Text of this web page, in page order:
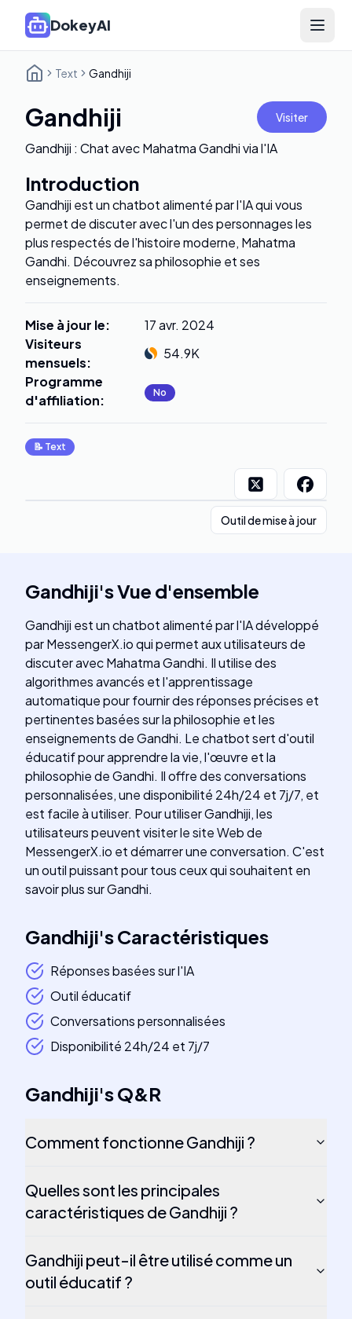
DokeyAI Open
Text Gandhiji
Gandhiji Visiter
Gandhiji : Chat avec Mahatma Gandhi via l'IA
Introduction
Gandhiji est un chatbot alimenté par l'IA qui vous
permet de discuter avec l'un des personnages les
plus respectés de l'histoire moderne, Mahatma
Gandhi. Découvrez sa philosophie et ses
enseignements.
Mise à jour le:
17 avr. 2024
Visiteurs
mensuels:
54.9K
Programme
d'affiliation: No
📝 Text
Outil de mise à jour
Gandhiji'sVue d'ensemble
Gandhiji est un chatbot alimenté par l'IA développé
par MessengerX.io qui permet aux utilisateurs de
discuter avec Mahatma Gandhi. Il utilise des
algorithmes avancés et l'apprentissage
automatique pour fournir des réponses précises et
pertinentes basées sur la philosophie et les
enseignements de Gandhi. Le chatbot sert d'outil
éducatif pour apprendre la vie, l'œuvre et la
philosophie de Gandhi. Il offre des conversations
personnalisées, une disponibilité 24h/24 et 7j/7, et
est facile à utiliser. Pour utiliser Gandhiji, les
utilisateurs peuvent visiter le site Web de
MessengerX.io et démarrer une conversation. C'est
un outil puissant pour tous ceux qui souhaitent en
savoir plus sur Gandhi.
Gandhiji'sCaractéristiques
Réponses basées sur l'IA
Outil éducatif
Conversations personnalisées
Disponibilité 24h/24 et 7j/7
Gandhiji'sQ&R
Comment fonctionne Gandhiji ?
Quelles sont les principales
caractéristiques de Gandhiji ?
Gandhiji peut-il être utilisé comme un
outil éducatif ?